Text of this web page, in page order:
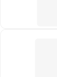
অচলাবস্থা